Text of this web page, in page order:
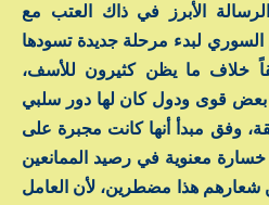
الأبرز في ذاك العتب مع
السوري لبدء مرحلة جديدة تسودها
خلاف ما يظن كثيرون للأسف،
بعض قوى ودول كان لها دور سلبي
وفق مبدأ أنها كانت مجبرة على
خسارة معنوية في رصيد الممانعين
هذا مضطرين، لأن العامل